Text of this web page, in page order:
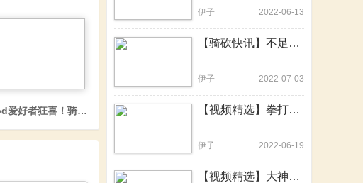
高王女婿我也愿意
爱好者狂喜！骑砍2《星辰战国》开发进入全新阶段
伊子 2022-06-13
【骑砍快讯】不足100KB的硬核MOD！一个更比九个强
伊子 2022-07-03
【视频精选】拳打混沌怪，脚踢吸血鬼！骑砍2战锤MOD中文版
伊子 2022-06-19
【视频精选】大神用骑砍2重制了20年前的骑砍前身，骑砍2战团可提上日程？